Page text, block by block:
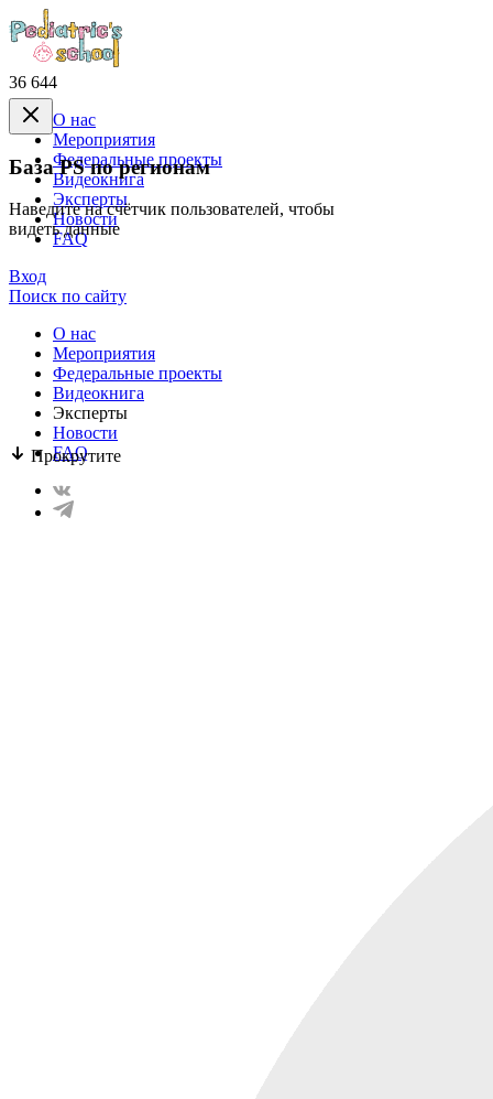
36 644
База PS по регионам
Наведите на счётчик пользователей, чтобы
видеть данные
Прокрутите
О нас
Mероприятия
Федеральные проекты
Видеокнига
Эксперты
Новости
FAQ
Вход
Поиск по сайту
О нас
Mероприятия
Федеральные проекты
Видеокнига
Эксперты
Новости
FAQ